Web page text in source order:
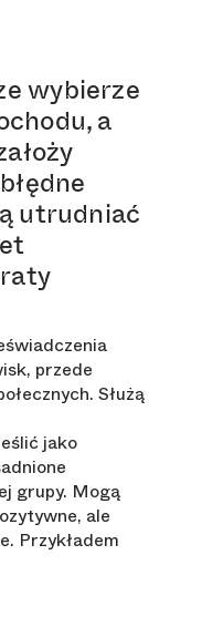
wybierze
a
utrudniać
przede
Służą
jako
grupy. Mogą
ale
Przykładem